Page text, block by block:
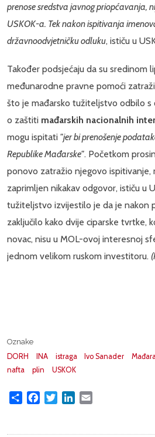
prenose sredstva javnog priopćavanja,
USKOK-a. Tek nakon ispitivanja
državnoodvjetničku odluku, ističu u
Također podsjećaju da su sredinom
međunarodne pravne pomoći
što je mađarsko tužiteljstvo odbilo s
o zaštiti mađarskih nacionalnih
mogu ispitati "jer bi prenošenje
Republike Mađarske". Početkom
ponovo zatražio njegovo ispitivanje,
zaprimljen nikakav odgovor, ističu u
tužiteljstvo izvijestilo je da je nakon
zaključilo kako dvije ciparske tvrtke,
novac, nisu u MOL-ovoj interesnoj
jednom velikom ruskom investitoru.
Oznake
DORH
INA istraga Ivo Sanader
nafta
plin USKOK
Share FacebookTwitterLinkedIn